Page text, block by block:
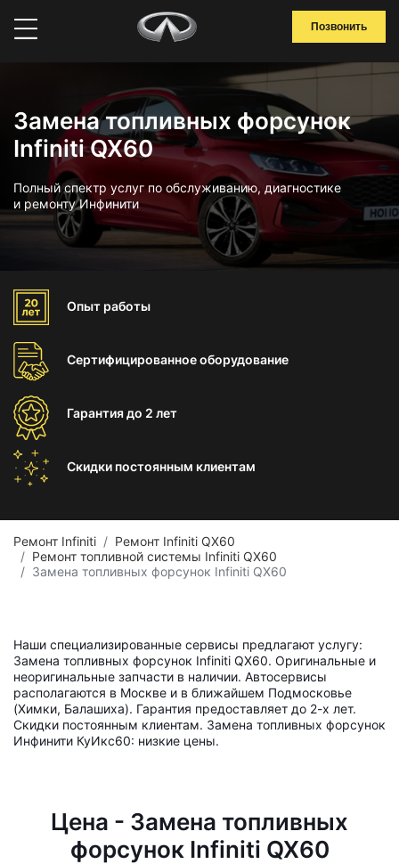
Позвонить
Замена топливных форсунок
Infiniti QX60
Полный спектр услуг по обслуживанию, диагностике
и ремонту Инфинити
Опыт работы
Сертифицированноеоборудование
Гарантиядо 2 лет
Скидки постоянным клиентам
Ремонт Infiniti
Ремонт Infiniti QX60
Ремонт топливной системы Infiniti QX60
Замена топливных форсунок Infiniti QX60
Наши специализированные сервисы предлагают услугу:
Замена топливных форсунок Infiniti QX60. Оригинальные и
неоригинальные запчасти в наличии. Автосервисы
располагаются в Москве и в ближайшем Подмосковье
(Химки, Балашиха). Гарантия предоставляет до 2-х лет.
Скидки постоянным клиентам. Замена топливных форсунок
Инфинити КуИкс60: низкие цены.
Цена - Замена топливных
форсунок Infiniti QX60